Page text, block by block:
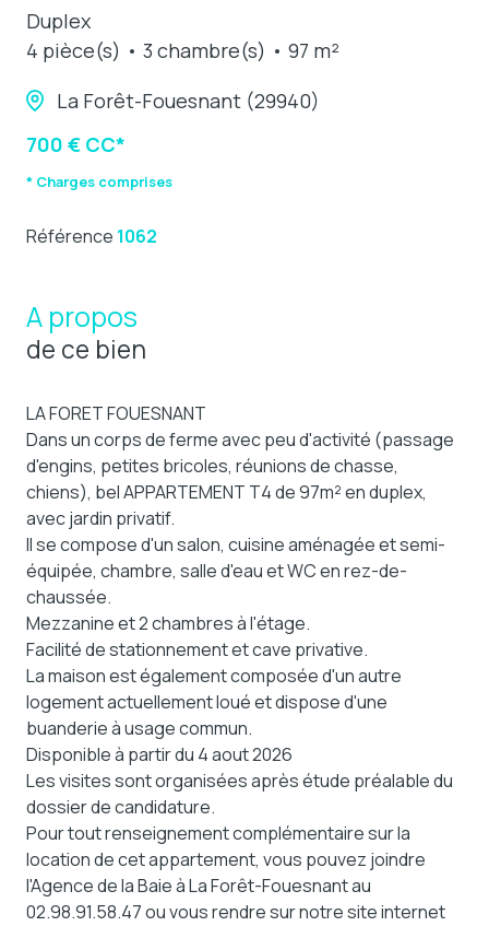
Duplex
4 pièce(s)
3 chambre(s)
97 m²
La Forêt-Fouesnant (29940)
700 € CC*
* Charges comprises
Référence 1062
A propos
de ce bien
LA FORET FOUESNANT
Dans un corps de ferme avec peu d'activité (passage
d'engins, petites bricoles, réunions de chasse,
chiens), bel APPARTEMENT T4 de 97m² en duplex,
avec jardin privatif.
Il se compose d'un salon, cuisine aménagée et semi-
équipée, chambre, salle d'eau et WC en rez-de-
chaussée.
Mezzanine et 2 chambres à l'étage.
Facilité de stationnement et cave privative.
La maison est également composée d'un autre
logement actuellement loué et dispose d'une
buanderie à usage commun.
Disponible à partir du 4 aout 2026
Les visites sont organisées après étude préalable du
dossier de candidature.
Pour tout renseignement complémentaire sur la
location de cet appartement, vous pouvez joindre
l'Agence de la Baie à La Forêt-Fouesnant au
02.98.91.58.47 ou vous rendre sur notre site internet